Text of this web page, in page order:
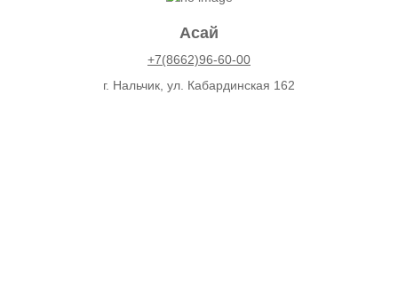
Асай
+7(8662)96-60-00
г. Нальчик, ул. Кабардинская 162